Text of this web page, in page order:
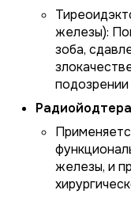
железы):
зоба,
подозрении
железы, и